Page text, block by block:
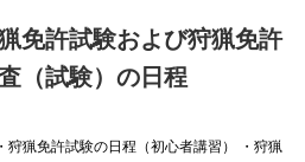
免許試験および狩猟免許
（試験）の日程
狩猟免許試験の日程（初心者講習） ・狩猟